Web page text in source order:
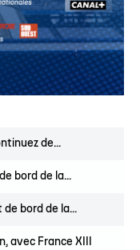
de...
bord de la...
de bord de la...
avec France XIII